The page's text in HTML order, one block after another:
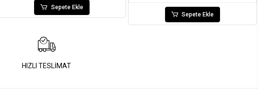
Sepete Ekle
Sepete Ekle
HIZLI TESLİMAT